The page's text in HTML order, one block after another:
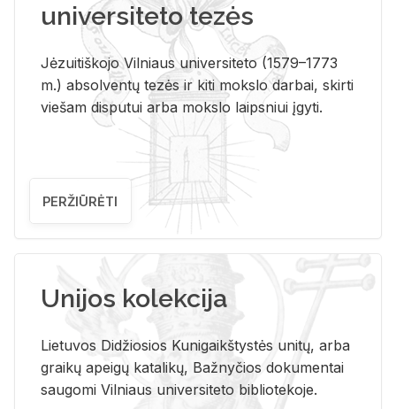
universiteto tezės
Jėzuitiškojo Vilniaus universiteto (1579–1773
m.) absolventų tezės ir kiti mokslo darbai, skirti
viešam disputui arba mokslo laipsniui įgyti.
PERŽIŪRĖTI
Unijos kolekcija
Lietuvos Didžiosios Kunigaikštystės unitų, arba
graikų apeigų katalikų, Bažnyčios dokumentai
saugomi Vilniaus universiteto bibliotekoje.